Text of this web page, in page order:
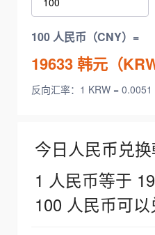
100 人民币（CNY）=
19633韩元（
反向汇率：1 KRW = 0.0051
今日人民币兑换
1 人民币等于
100 人民币可以